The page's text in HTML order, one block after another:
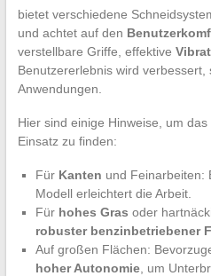
bietet verschiedene
und achtet auf den
verstellbare Griffe, effektive
Benutzererlebnis wird verbessert,
Anwendungen.
Hier sind einige Hinweise, um
Einsatz zu finden:
Für Kanten und Feinarbeiten:
Modell erleichtert die Arbeit.
Für hohes Gras oder
robuster benzinbetriebener
Auf großen Flächen:
hoher Autonomie, um